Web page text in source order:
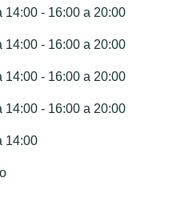
14:00 - 16:00 a 20:00
14:00 - 16:00 a 20:00
14:00 - 16:00 a 20:00
14:00 - 16:00 a 20:00
14:00